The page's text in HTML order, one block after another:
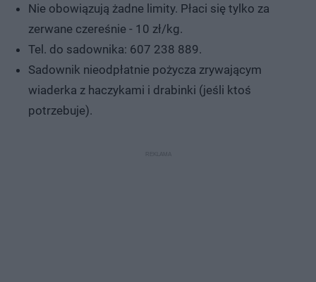
Nie obowiązują żadne limity. Płaci się tylko za
zerwane czereśnie - 10 zł/kg.
Tel. do sadownika: 607 238 889.
Sadownik nieodpłatnie pożycza zrywającym
wiaderka z haczykami i drabinki (jeśli ktoś
potrzebuje).